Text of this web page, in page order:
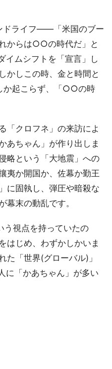
ドライフ――「米国のブー
からは○○の時代だ」と
イムシフトを「宣言」し
かしこの時、金と時間と
か起こらず、「○○の時
「クロフネ」の来訪によ
あちゃん」が作り出しま
略という「大地震」への
夷か開国か、佐幕か勤王
に固執し、弾圧や暗殺な
幕末の動乱です。
う視点を持っていたの
はじめ、わずかしかいま
た「世界(グローバル)」
に「かあちゃん」が多い